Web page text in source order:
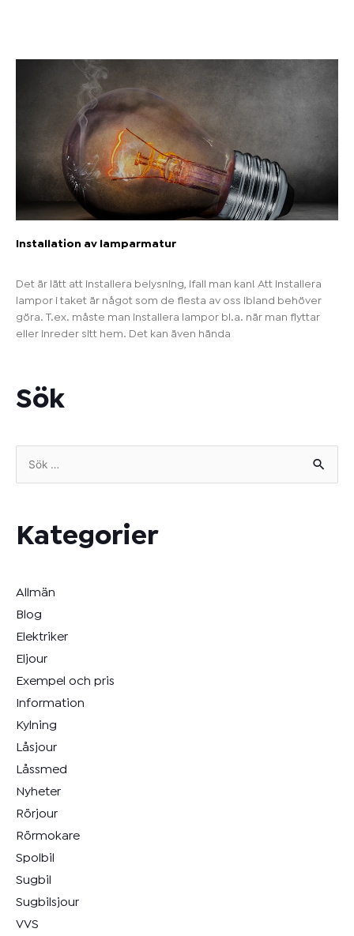
Installation av lamparmatur
Det är lätt att installera belysning, ifall man kan! Att installera
lampor i taket är något som de flesta av oss ibland behöver
göra. T.ex. måste man installera lampor bl.a. när man flyttar
eller inreder sitt hem. Det kan även hända
Sök
Sök
Kategorier
Allmän
Blog
Elektriker
Eljour
Exempel och pris
Information
Kylning
Låsjour
Låssmed
Nyheter
Rörjour
Rörmokare
Spolbil
Sugbil
Sugbilsjour
VVS